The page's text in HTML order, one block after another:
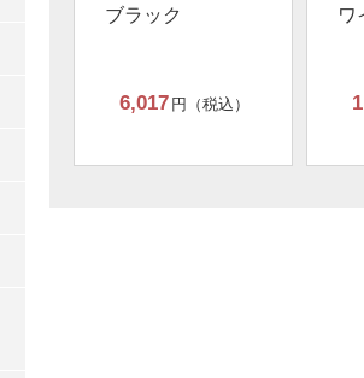
ブラック
6,017 円（税込）
ワ